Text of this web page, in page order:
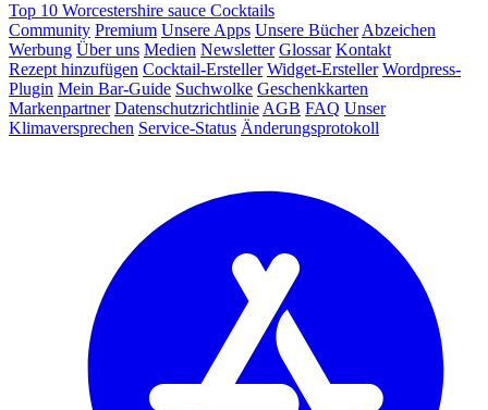
Top 10 Worcestershire sauce Cocktails
Community Premium Unsere Apps Unsere Bücher Abzeichen
Werbung Über uns Medien Newsletter Glossar Kontakt
Rezept hinzufügen Cocktail-Ersteller Widget-Ersteller Wordpress-
Plugin Mein Bar-Guide Suchwolke Geschenkkarten
Markenpartner Datenschutzrichtlinie AGB FAQ Unser
Klimaversprechen Service-Status Änderungsprotokoll